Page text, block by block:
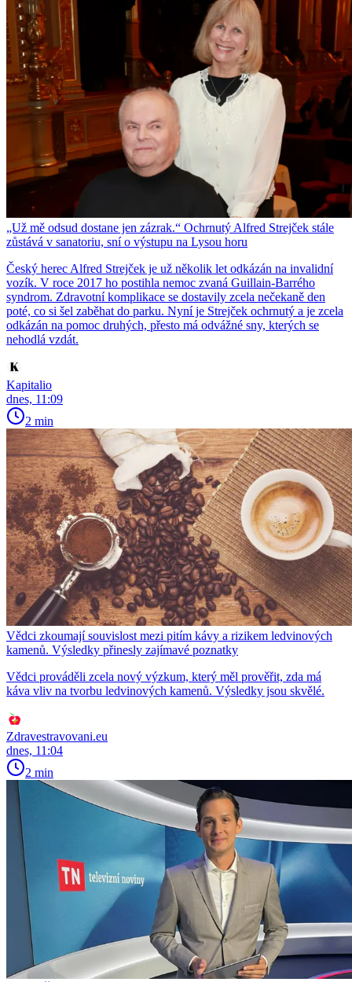
„Už mě odsud dostane jen zázrak.“ Ochrnutý Alfred Strejček stále
zůstává v sanatoriu, sní o výstupu na Lysou horu
Český herec Alfred Strejček je už několik let odkázán na invalidní
vozík. V roce 2017 ho postihla nemoc zvaná Guillain-Barrého
syndrom. Zdravotní komplikace se dostavily zcela nečekaně den
poté, co si šel zaběhat do parku. Nyní je Strejček ochrnutý a je zcela
odkázán na pomoc druhých, přesto má odvážné sny, kterých se
nehodlá vzdát.
Kapitalio
dnes, 11:09
2 min
Vědci zkoumají souvislost mezi pitím kávy a rizikem ledvinových
kamenů. Výsledky přinesly zajímavé poznatky
Vědci prováděli zcela nový výzkum, který měl prověřit, zda má
káva vliv na tvorbu ledvinových kamenů. Výsledky jsou skvělé.
Zdravestravovani.eu
dnes, 11:04
2 min